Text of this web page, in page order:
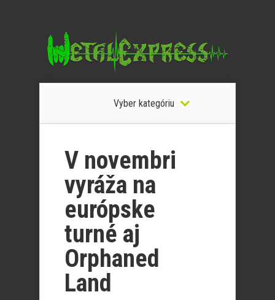
Vyber kategóriu
V novembri
vyráža na
európske
turné aj
Orphaned
Land